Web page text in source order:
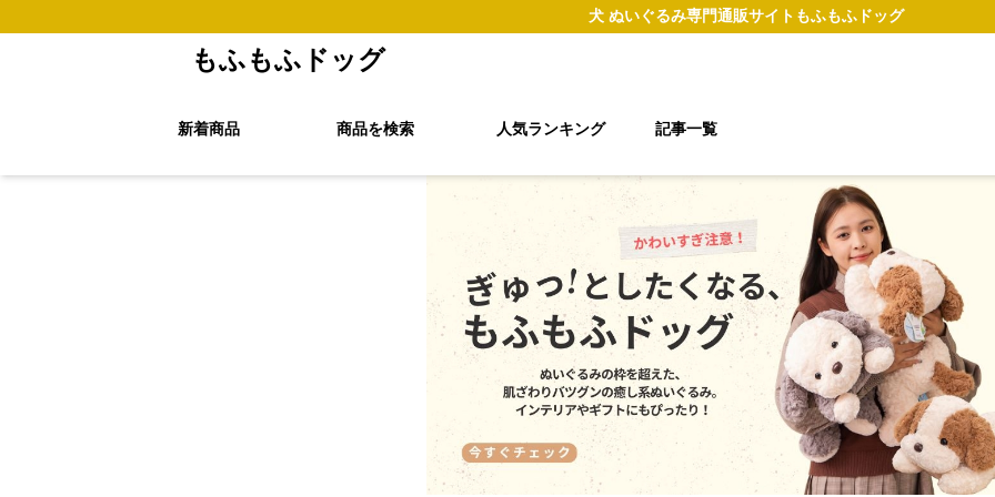
犬 ぬいぐるみ専門通販サイト もふもふドッグ
もふもふドッグ
新着商品 商品を検索 人気ランキング 記事一覧